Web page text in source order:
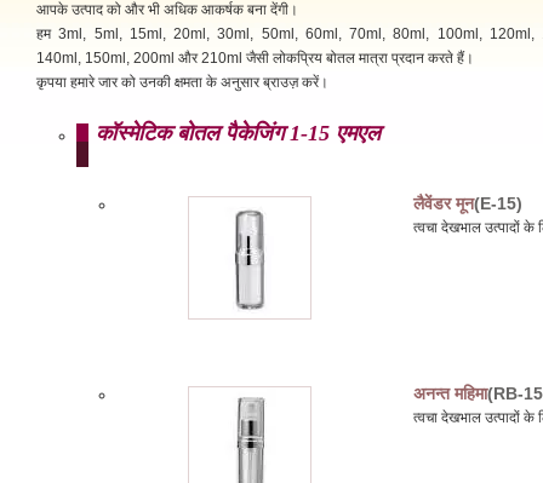
आपके उत्पाद को और भी अधिक आकर्षक बना देंगी।
हम 3ml, 5ml, 15ml, 20ml, 30ml, 50ml, 60ml, 70ml, 80ml, 100ml, 120ml,
140ml, 150ml, 200ml और 210ml जैसी लोकप्रिय बोतल मात्रा प्रदान करते हैं।
कृपया हमारे जार को उनकी क्षमता के अनुसार ब्राउज़ करें।
कॉस्मेटिक बोतल पैकेजिंग 1-15 एमएल
लैवेंडर मून(E-15)
त्वचा देखभाल उत्पादों के
अनन्त महिमा(RB-
त्वचा देखभाल उत्पादों के